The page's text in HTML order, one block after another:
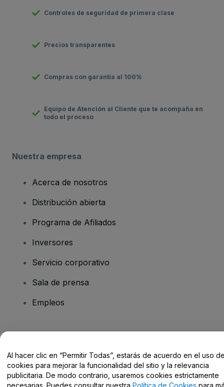
Controles de seguridad de primera clase
Precios transparentes
Compras con garantía al 100%
Equipo de Atención al Cliente que te acompaña en
todo el proceso
Nuestra empresa
Acerca de nosotros
Distribución abierta
Programa de Afiliados
Inversores
Servicio corporativo
Sala de prensa
Empleos
Centro de Ayuda / Contacto
Al hacer clic en “Permitir Todas”, estarás de acuerdo en el uso
cookies para mejorar la funcionalidad del sitio y la relevancia
publicitaria. De modo contrario, usaremos cookies estrictamente
necesarias. Puedes consultar nuestra Política de Cookies para